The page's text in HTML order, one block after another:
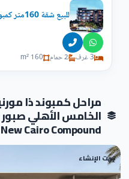
للبيع شقة 160متر كمبوند ذا مورنينجز التجمع الخامس
3 غرف 2 حمام 160 m²
مراحل كمبوند ذا
الخامس الأهلي
Cairo Compound
تحت الإنشاء
01